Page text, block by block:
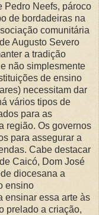
Pedro Neefs, pároco
de bordadeiras na
comunitária
Augusto Severo
a tradição
não simplesmente
de ensino
necessitam dar
vários tipos de
para as
região. Os governos
para assegurar a
Cabe destacar
Caicó, Dom José
diocesana a
ensino
ensinar essa arte às
prelado a criação,